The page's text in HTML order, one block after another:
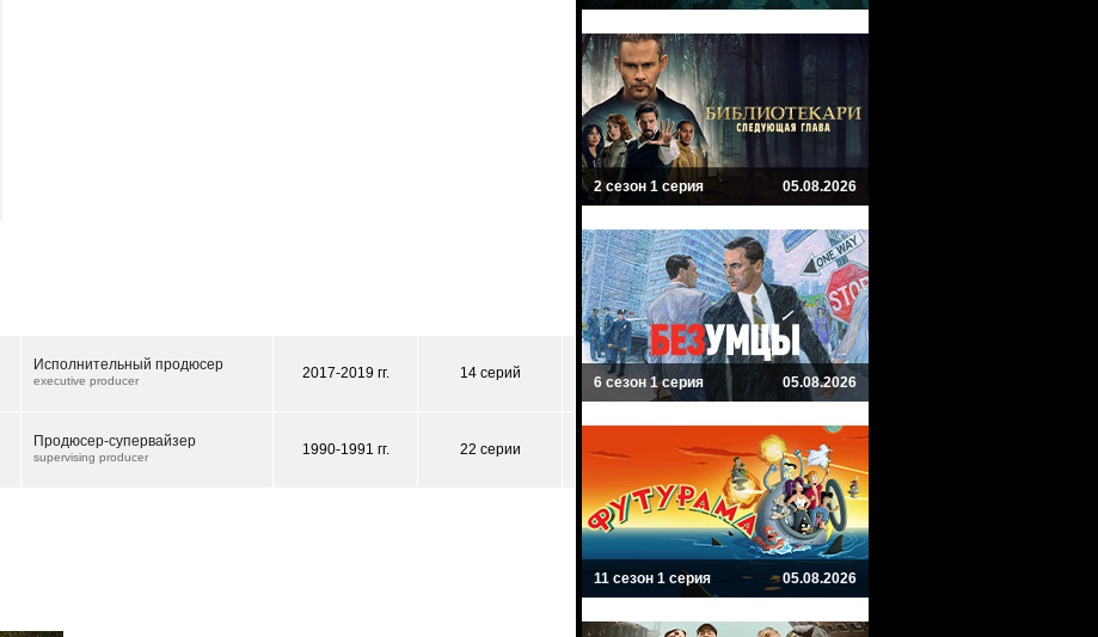
Исполнительный продюсер
executive producer 2017-2019 гг. 14 серий
Продюсер-супервайзер
supervising producer 1990-1991 гг. 22 серии
2 сезон 1 серия 05.08.2026
6 сезон 1 серия 05.08.2026
11 сезон 1 серия 05.08.2026